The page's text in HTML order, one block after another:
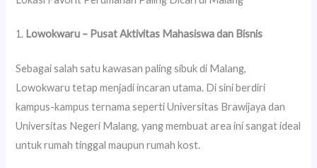
1. Lowokwaru – Pusat Aktivitas Mahasiswa dan Bisnis
Sebagai salah satu kawasan paling sibuk di Malang,
Lowokwaru tetap menjadi incaran utama. Di sini berdiri
kampus-kampus ternama seperti Universitas Brawijaya dan
Universitas Negeri Malang, yang membuat area ini sangat ideal
untuk rumah tinggal maupun rumah kost.